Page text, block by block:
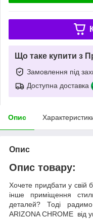
Що таке купити з
Замовлення під
Доступна доставка
Опис
Опис
Опис товару:
Хочете придбати у свій
інше приміщення
деталей? Тоді
ARIZONA CHROME від